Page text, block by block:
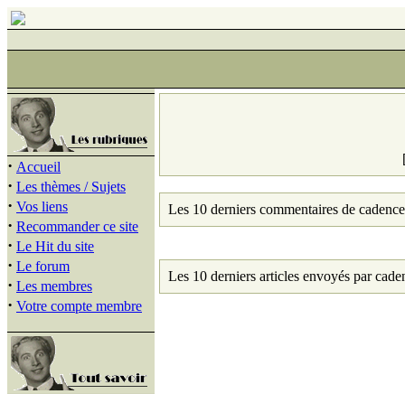
· Accueil
· Les thèmes / Sujets
· Vos liens
· Recommander ce site
· Le Hit du site
· Le forum
· Les membres
· Votre compte membre
Les 10 derniers commentaires de
Les 10 derniers articles envoyés par